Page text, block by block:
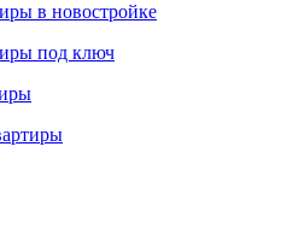
в новостройке
под ключ